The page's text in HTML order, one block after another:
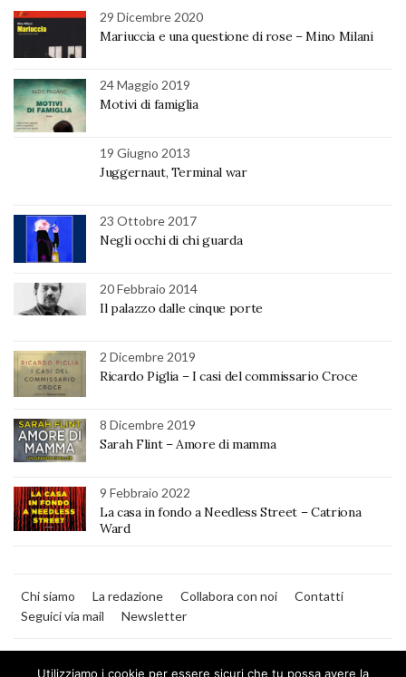
29 Dicembre 2020
Mariuccia e una questione di rose – Mino Milani
24 Maggio 2019
Motivi di famiglia
19 Giugno 2013
Juggernaut, Terminal war
23 Ottobre 2017
Negli occhi di chi guarda
20 Febbraio 2014
Il palazzo dalle cinque porte
2 Dicembre 2019
Ricardo Piglia – I casi del commissario Croce
8 Dicembre 2019
Sarah Flint – Amore di mamma
9 Febbraio 2022
La casa in fondo a Needless Street – Catriona
Ward
Chi siamo La redazione Collabora con noi
Contatti
Seguici via mail
Newsletter
Utilizziamo i cookie per essere sicuri che tu possa avere la